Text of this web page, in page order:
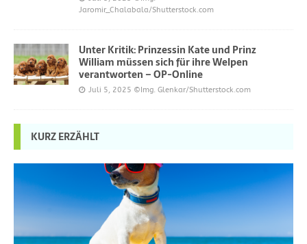
Jaromir_Chalabala/Shutterstock.com
Unter Kritik: Prinzessin Kate und Prinz
William müssen sich für ihre Welpen
verantworten – OP-Online
Juli 5, 2025 ©Img. Glenkar/Shutterstock.com
KURZ ERZÄHLT